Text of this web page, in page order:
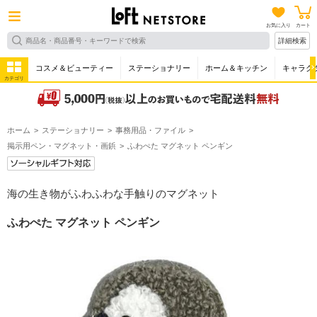
お気に入り カート
詳細検索
カテゴリ
コスメ＆ビューティー ステーショナリー ホーム＆キッチン キャラク
ホーム ステーショナリー
事務用品・ファイル
掲示用ペン・マグネット・画鋲
ふわぺた マグネット ペンギン
海の生き物がふわふわな手触りのマグネット
ふわぺた マグネット ペンギン